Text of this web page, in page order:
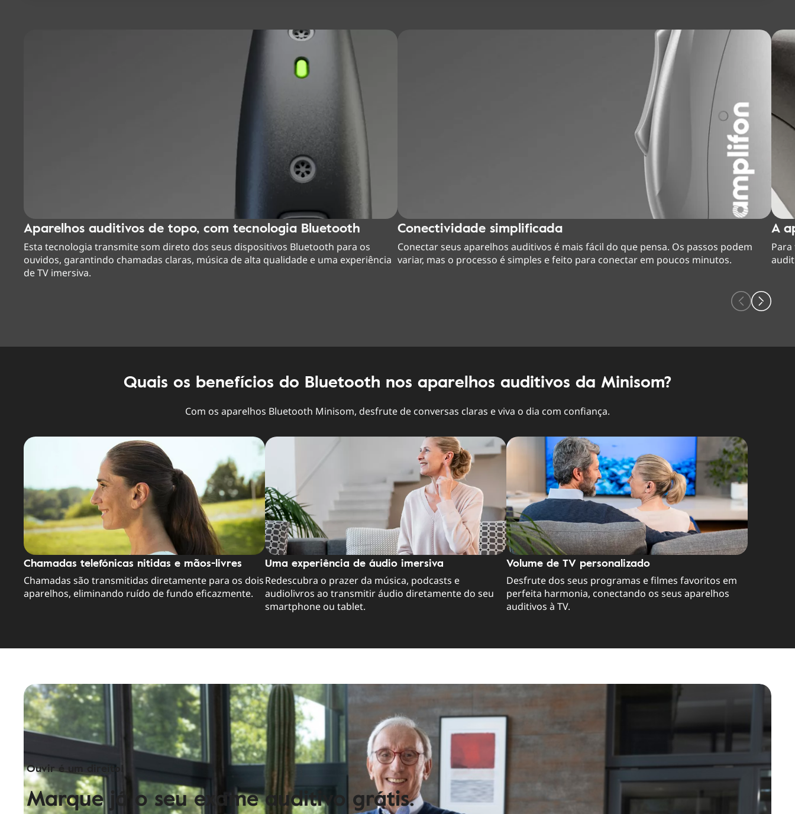
Aparelhos auditivos de topo, com tecnologia Bluetooth
Esta tecnologia transmite som direto dos seus dispositivos Bluetooth para os
ouvidos, garantindo chamadas claras, música de alta qualidade e uma experiência
de TV imersiva.
Conectividade simplificada
Conectar seus aparelhos auditivos é mais fácil do que pensa. Os passos podem
variar, mas o processo é simples e feito para conectar em poucos minutos.
A
Quais os benefícios do Bluetooth nos aparelhos auditivos da Minisom?
Com os aparelhos Bluetooth Minisom, desfrute de conversas claras e viva o dia com confiança.
Chamadas telefónicas nitidas e mãos-livres
Chamadas são transmitidas diretamente para os dois
aparelhos, eliminando ruído de fundo eficazmente.
Uma experiência de áudio imersiva
Redescubra o prazer da música, podcasts e
audiolivros ao transmitir áudio diretamente do seu
smartphone ou tablet.
Volume de TV personalizado
Desfrute dos seus programas e filmes favoritos em
perfeita harmonia, conectando os seus aparelhos
auditivos à TV.
Ouvir é um direito!
Marque já o seu exame auditivo grátis.